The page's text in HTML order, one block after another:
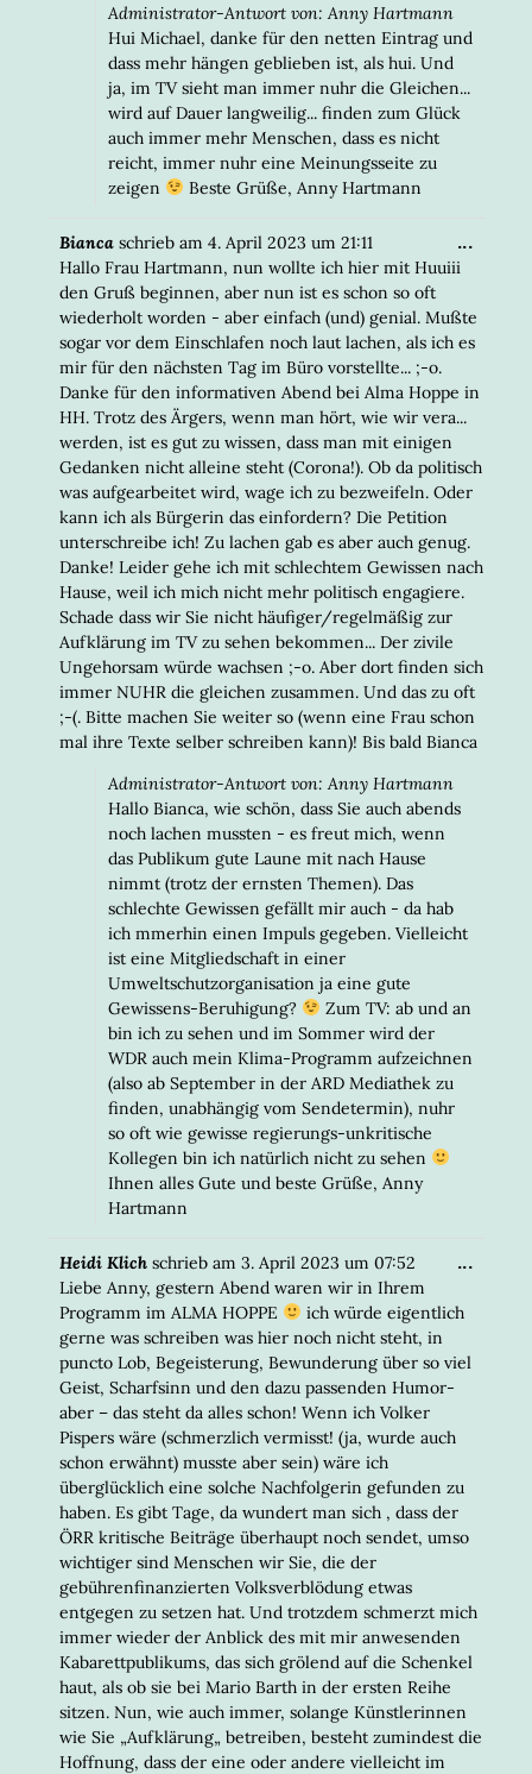
Administrator-Antwort von: Anny Hartmann
Hui Michael, danke für den netten Eintrag und
dass mehr hängen geblieben ist, als hui. Und
ja, im TV sieht man immer nuhr die Gleichen...
wird auf Dauer langweilig... finden zum Glück
auch immer mehr Menschen, dass es nicht
reicht, immer nuhr eine Meinungsseite zu
zeigen
Beste Grüße, Anny Hartmann
Bianca schrieb am 4. April 2023 um 21:11
Hallo Frau Hartmann, nun wollte ich hier mit Huuiii
den Gruß beginnen, aber nun ist es schon so oft
wiederholt worden - aber einfach (und) genial. Mußte
sogar vor dem Einschlafen noch laut lachen, als ich es
mir für den nächsten Tag im Büro vorstellte... ;-o.
Danke für den informativen Abend bei Alma Hoppe in
HH. Trotz des Ärgers, wenn man hört, wie wir vera...
werden, ist es gut zu wissen, dass man mit einigen
Gedanken nicht alleine steht (Corona!). Ob da politisch
was aufgearbeitet wird, wage ich zu bezweifeln. Oder
kann ich als Bürgerin das einfordern? Die Petition
unterschreibe ich! Zu lachen gab es aber auch genug.
Danke! Leider gehe ich mit schlechtem Gewissen nach
Hause, weil ich mich nicht mehr politisch engagiere.
Schade dass wir Sie nicht häufiger/regelmäßig zur
Aufklärung im TV zu sehen bekommen... Der zivile
Ungehorsam würde wachsen ;-o. Aber dort finden sich
immer NUHR die gleichen zusammen. Und das zu oft
;-(. Bitte machen Sie weiter so (wenn eine Frau schon
mal ihre Texte selber schreiben kann)! Bis bald Bianca
Administrator-Antwort von: Anny Hartmann
Hallo Bianca, wie schön, dass Sie auch abends
noch lachen mussten - es freut mich, wenn
das Publikum gute Laune mit nach Hause
nimmt (trotz der ernsten Themen). Das
schlechte Gewissen gefällt mir auch - da hab
ich mmerhin einen Impuls gegeben. Vielleicht
ist eine Mitgliedschaft in einer
Umweltschutzorganisation ja eine gute
Gewissens-Beruhigung?
Zum TV: ab und an
bin ich zu sehen und im Sommer wird der
WDR auch mein Klima-Programm aufzeichnen
(also ab September in der ARD Mediathek zu
finden, unabhängig vom Sendetermin), nuhr
so oft wie gewisse regierungs-unkritische
Kollegen bin ich natürlich nicht zu sehen
Ihnen alles Gute und beste Grüße, Anny
Hartmann
...DIESE
Heidi Klich schrieb am 3. April 2023 um 07:52
Liebe Anny, gestern Abend waren wir in Ihrem
Programm im ALMA HOPPE
ich würde eigentlich
gerne was schreiben was hier noch nicht steht, in
puncto Lob, Begeisterung, Bewunderung über so viel
Geist, Scharfsinn und den dazu passenden Humor-
aber – das steht da alles schon! Wenn ich Volker
Pispers wäre (schmerzlich vermisst! (ja, wurde auch
schon erwähnt) musste aber sein) wäre ich
überglücklich eine solche Nachfolgerin gefunden zu
haben. Es gibt Tage, da wundert man sich , dass der
ÖRR kritische Beiträge überhaupt noch sendet, umso
wichtiger sind Menschen wir Sie, die der
gebührenfinanzierten Volksverblödung etwas
entgegen zu setzen hat. Und trotzdem schmerzt mich
immer wieder der Anblick des mit mir anwesenden
Kabarettpublikums, das sich grölend auf die Schenkel
haut, als ob sie bei Mario Barth in der ersten Reihe
sitzen. Nun, wie auch immer, solange Künstlerinnen
wie Sie „Aufklärung„ betreiben, besteht zumindest die
Hoffnung, dass der eine oder andere vielleicht im
...DIESE